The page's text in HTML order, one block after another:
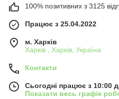
100% позитивних з 3125
Працює з 25.04.2022
м. Харків
Харків , Харків, Україна
Контакти
Сьогодні працює з 10:00
Показати весь графік